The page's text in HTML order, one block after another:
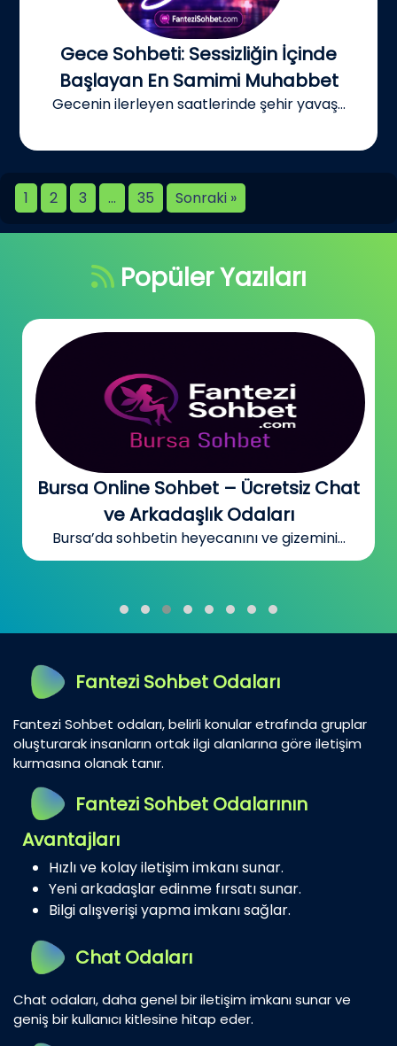
Gece Sohbeti: Sessizliğin İçinde
Başlayan En Samimi Muhabbet
Gecenin ilerleyen saatlerinde şehir yavaş...
1 2 3 … 35 Sonraki »
Popüler Yazıları
Bursa Online Sohbet – Ücretsiz Chat
ve Arkadaşlık Odaları
Bursa’da sohbetin heyecanını ve gizemini...
Fantezi Sohbet Odaları
Fantezi Sohbet odaları, belirli konular etrafında gruplar
oluşturarak insanların ortak ilgi alanlarına göre iletişim
kurmasına olanak tanır.
Fantezi Sohbet Odalarının
Avantajları
Hızlı ve kolay iletişim imkanı sunar.
Yeni arkadaşlar edinme fırsatı sunar.
Bilgi alışverişi yapma imkanı sağlar.
Chat Odaları
Chat odaları, daha genel bir iletişim imkanı sunar ve
geniş bir kullanıcı kitlesine hitap eder.